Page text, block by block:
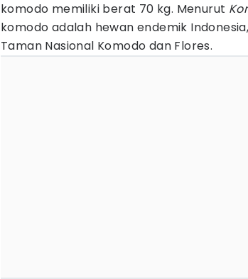
komodo memiliki berat 70 kg. Menurut
komodo adalah hewan endemik
Taman Nasional Komodo dan Flores.